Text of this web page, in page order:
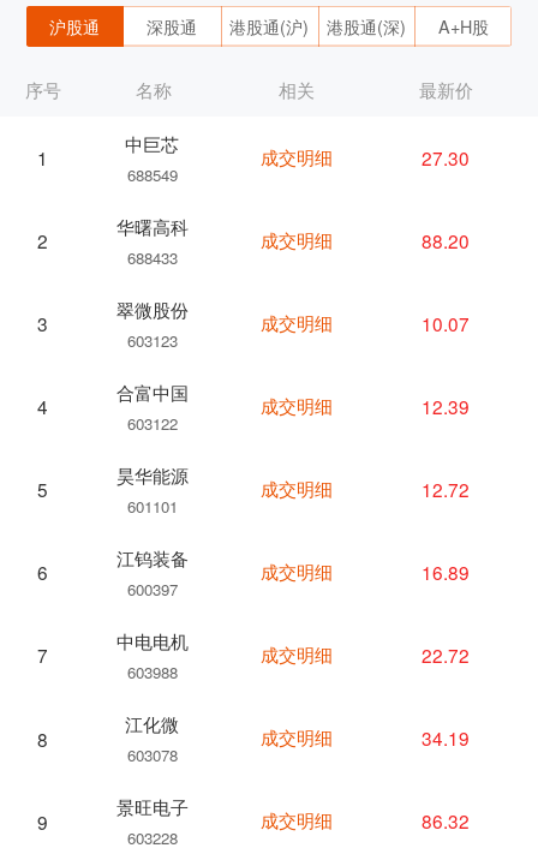
沪股通 深股通 港股通(沪) 港股通(深) A+H股
序号 名称
1
中巨芯
688549
2
华曙高科
688433
3
翠微股份
603123
4
合富中国
603122
5
昊华能源
601101
6
江钨装备
600397
7
中电电机
603988
8
江化微
603078
9
景旺电子
603228
相关 最新价
成交明细 27.30
成交明细 88.20
成交明细 10.07
成交明细 12.39
成交明细 12.72
成交明细 16.89
成交明细 22.72
成交明细 34.19
成交明细 86.32